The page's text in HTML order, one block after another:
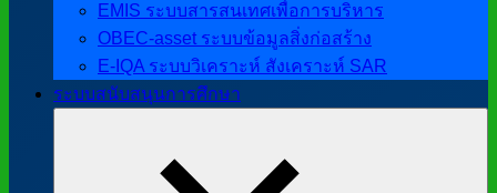
EMIS ระบบสารสนเทศเพื่อการบริหาร
OBEC-asset ระบบข้อมูลสิ่งก่อสร้าง
E-IQA ระบบวิเคราะห์ สังเคราะห์ SAR
ระบบสนับสนุนการศึกษา